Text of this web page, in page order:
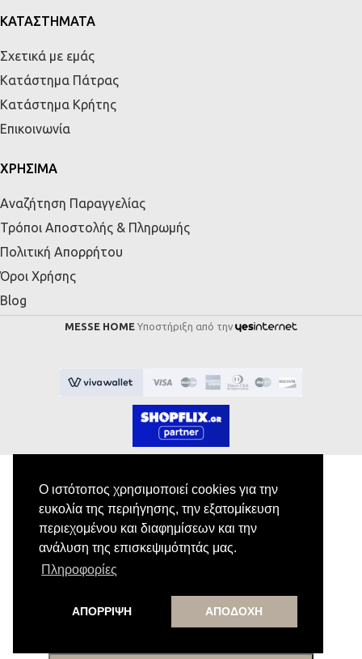
Ο ιστότοπος χρησιμοποιεί cookies για την
ευκολία της περιήγησης, την εξατομίκευση
περιεχομένου και διαφημίσεων και την
ανάλυση της επισκεψιμότητάς μας.
Πληροφορίες
ΑΠΟΡΡΙΨΗ ΑΠΟΔΟΧΗ
ΚΑΤΑΣΤΗΜΑΤΑ
Σχετικά με εμάς
Κατάστημα Πάτρας
Κατάστημα Κρήτης
Επικοινωνία
ΧΡΗΣΙΜΑ
Αναζήτηση Παραγγελίας
Τρόποι Αποστολής & Πληρωμής
Πολιτική Απορρήτου
Όροι Χρήσης
Blog
MESSE HOME Υποστήριξη από την
Εγγραφή στο Newsletter
Κάνε εγγραφή στο newsletter μας για να
λαμβάνεις αποκλειστικές προσφορές.